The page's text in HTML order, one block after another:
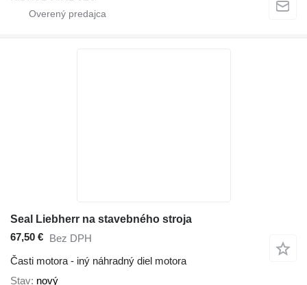
Seal Liebherr na stavebného stroja
67,50 € Bez DPH
Časti motora - iný náhradný diel motora
Stav nový